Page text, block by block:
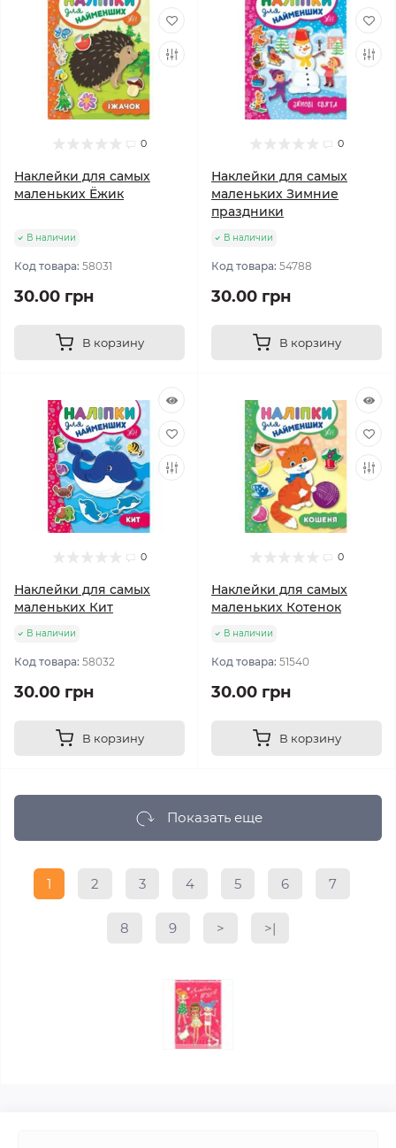
0
Наклейки для самых
маленьких Ёжик
В наличии
Код товара: 58031
30.00 грн
В корзину
0
Наклейки для самых
маленьких Зимние
праздники
В наличии
Код товара: 54788
30.00 грн
В корзину
0
Наклейки для самых
маленьких Кит
В наличии
Код товара: 58032
30.00 грн
В корзину
0
Наклейки для самых
маленьких Котенок
В наличии
Код товара: 51540
30.00 грн
В корзину
Показать еще
1 2 3 4 5 6 7
8 9 > >|